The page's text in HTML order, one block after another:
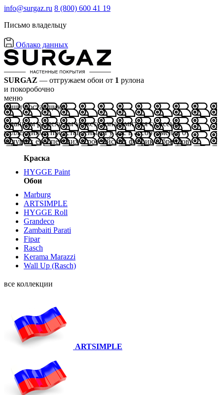
info@surgaz.ru 8 (800) 600 41 19
Письмо владельцу
Облако данных
SURGAZ — отгружаем обои от 1 рулона
и покоробочно
меню
наши поставщики
в данном разделе вы можете ознакомиться со всеми
коллекциями представлеными у нас в ассортименте от
ведущих европейских и российских фабрик и брендов
Краска
HYGGE Paint
Обои
Marburg
ARTSIMPLE
HYGGE Roll
Grandeco
Zambaiti Parati
Fipar
Rasch
Kerama Marazzi
Wall Up (Rasch)
все коллекции
ARTSIMPLE